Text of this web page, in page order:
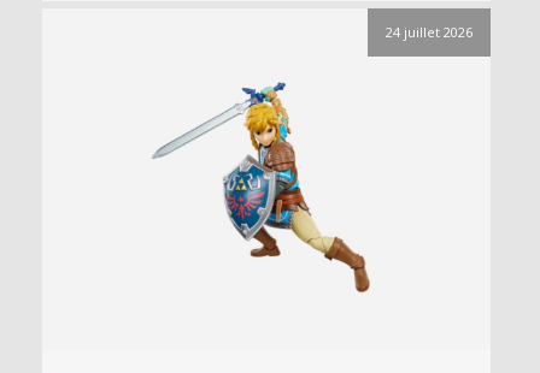
24 juillet 2026